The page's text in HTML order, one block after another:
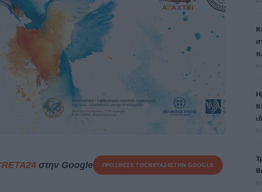
στην Google ΠΡΟΣΘΕΣΕ ΤΟCRETA24ΣΤΗΝ GOOGLE
9
9
9